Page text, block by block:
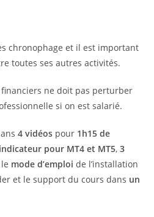
chronophage et il est important
toutes ses autres activités.
ne doit pas perturber
si on est salarié.
4 vidéos pour 1h15 de
pour MT4 et MT5,3
le mode d’emploi de l’installation
et le support du cours dans un